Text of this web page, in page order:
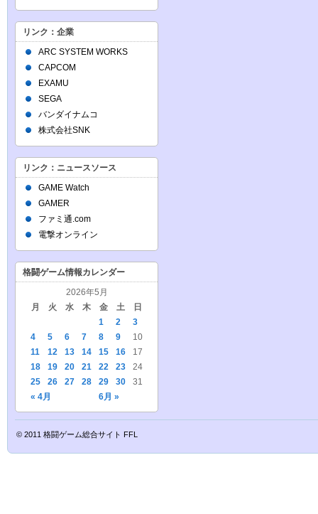
リンク：企業
ARC SYSTEM WORKS
CAPCOM
EXAMU
SEGA
バンダイナムコ
株式会社SNK
リンク：ニュースソース
GAME Watch
GAMER
ファミ通.com
電撃オンライン
格闘ゲーム情報カレンダー
2026年5月
月
火 水 木 金 土 日
« 4月 6月 »
1 2
3
4
5 6 7 8 9
10
11
12 13 14 15 16
17
18
19 20 21 22 23
24
25
26 27 28 29 30 31
© 2011 格闘ゲーム総合サイト FFL